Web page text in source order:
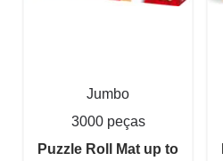
Jumbo
3000 peças
Puzzle Roll Mat up to